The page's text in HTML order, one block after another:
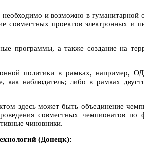
и возможно в гуманитарной
совместных проектов электронных и
программы, а также создание на
политики в рамках, например,
как наблюдатель; либо в рамках
здесь может быть объединение
совместных чемпионатов по
чиновники.
(Донецк):